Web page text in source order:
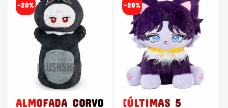
-20%
ALMOFADA CORVO
-20%
[ÚLTIMAS 5